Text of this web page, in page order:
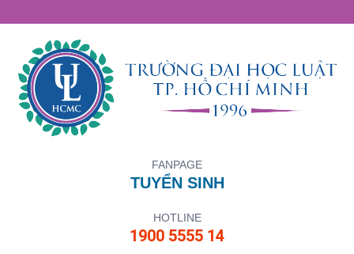
FANPAGE
TUYỂN SINH
HOTLINE
1900 5555 14